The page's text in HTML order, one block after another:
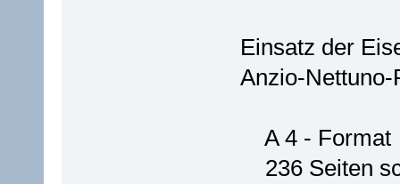
Einsatz der
Anzio-Nettuno-
A 4 - Format
236 Seiten